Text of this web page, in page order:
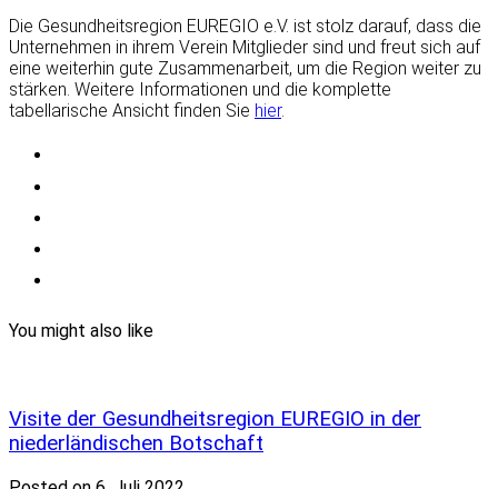
Die Gesundheitsregion EUREGIO e.V. ist stolz darauf, dass die
Unternehmen in ihrem Verein Mitglieder sind und freut sich auf
eine weiterhin gute Zusammenarbeit, um die Region weiter zu
stärken. Weitere Informationen und die komplette
tabellarische Ansicht finden Sie hier.
You might also like
Visite der Gesundheitsregion EUREGIO in der
niederländischen Botschaft